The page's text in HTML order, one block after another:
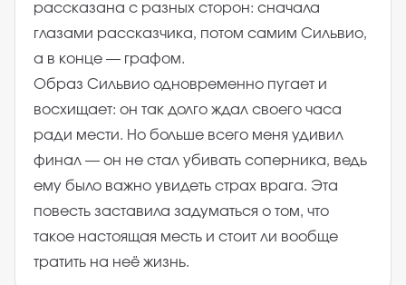
рассказана с разных сторон: сначала
глазами рассказчика, потом самим Сильвио,
а в конце — графом.
Образ Сильвио одновременно пугает и
восхищает: он так долго ждал своего часа
ради мести. Но больше всего меня удивил
финал — он не стал убивать соперника, ведь
ему было важно увидеть страх врага. Эта
повесть заставила задуматься о том, что
такое настоящая месть и стоит ли вообще
тратить на неё жизнь.